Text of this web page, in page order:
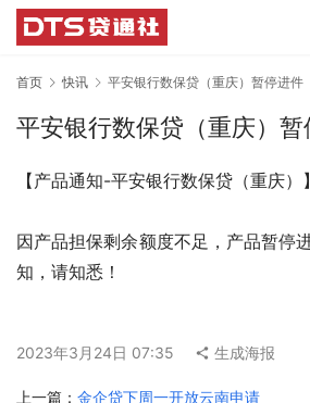
首页 快讯 平安银行数保贷（重庆）暂停进件
平安银行数保贷（重庆）暂
【产品通知-平安银行数保贷（重庆）】
因产品担保剩余额度不足，产品暂停
知，请知悉！
2023年3月24日 07:35 生成海报
上一篇： 金企贷下周一开放云南申请